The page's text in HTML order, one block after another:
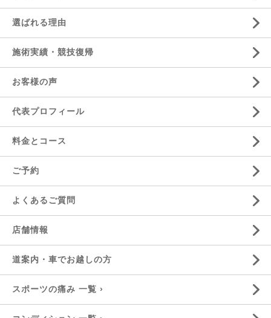
選ばれる理由
施術実績・競技復帰
お客様の声
代表プロフィール
料金とコース
ご予約
よくあるご質問
店舗情報
道案内・車でお越しの方
スポーツの痛み 一覧 ›